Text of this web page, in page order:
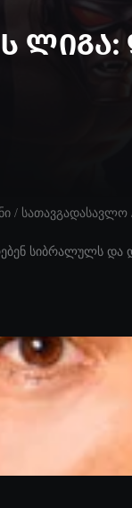
ლიგა:
/ სათავგადასავლო
სიბრალულს